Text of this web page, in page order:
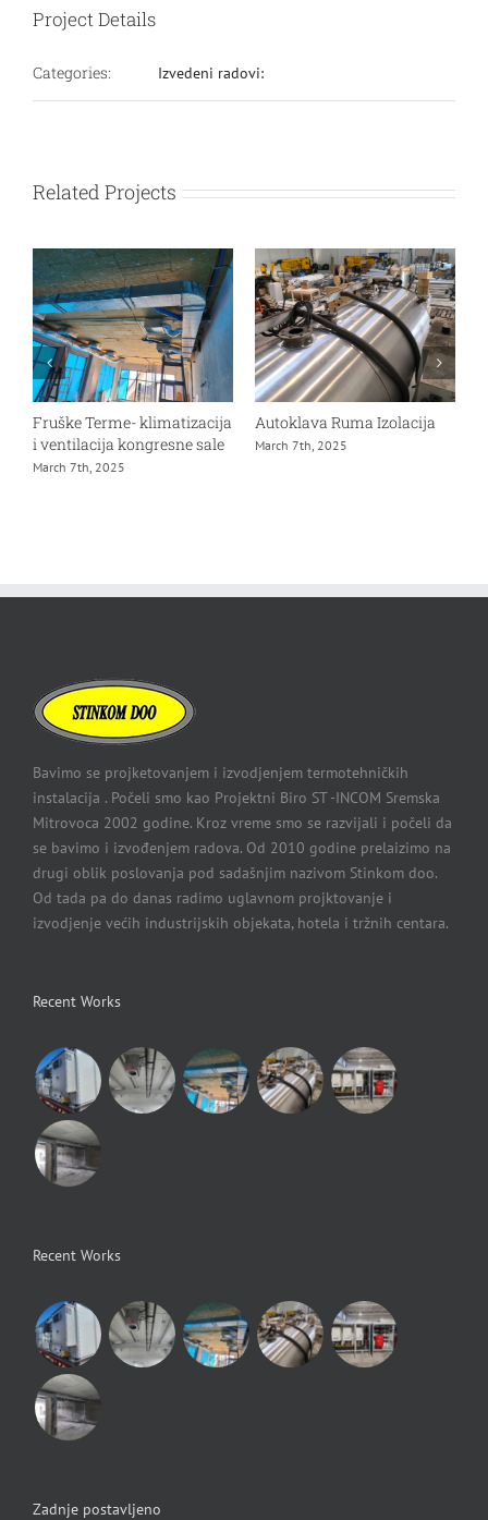
Project Details
Categories: Izvedeni radovi:
Related Projects
Fruške Terme- klimatizacija
i ventilacija kongresne sale
March 7th, 2025
Autoklava Ruma Izolacija
March 7th, 2025
Bavimo se projketovanjem i izvodjenjem termotehničkih
instalacija . Počeli smo kao Projektni Biro ST -INCOM Sremska
Mitrovoca 2002 godine. Kroz vreme smo se razvijali i počeli da
se bavimo i izvođenjem radova. Od 2010 godine prelaizimo na
drugi oblik poslovanja pod sadašnjim nazivom Stinkom doo.
Od tada pa do danas radimo uglavnom projktovanje i
izvodjenje većih industrijskih objekata, hotela i tržnih centara.
Recent Works
Recent Works
Zadnje postavljeno